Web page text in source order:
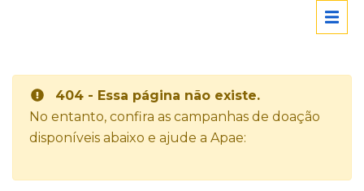
404 - Essa página não existe.
No entanto, confira as campanhas de doação
disponíveis abaixo e ajude a Apae: